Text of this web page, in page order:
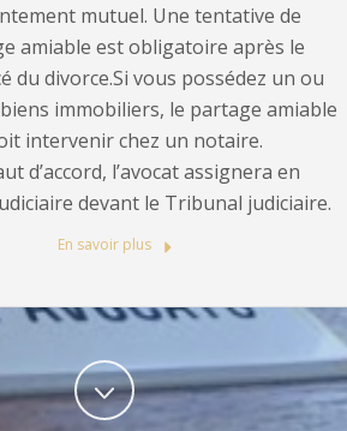
mutuel. Une tentative de
amiable est obligatoire après le
du divorce.Si vous possédez un ou
immobiliers, le partage amiable
intervenir chez un notaire.
d’accord, l’avocat assignera en
devant le Tribunal judiciaire.
En savoir plus